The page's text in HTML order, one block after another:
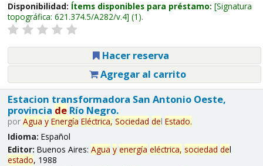
Disponibilidad: Ítems disponibles para préstamo: Signatura
topográfica: 621.374.5/A282/v.4 (1).
Hacer reserva
Agregar al carrito
Estacion transformadora San Antonio Oeste,
provincia deRío Negro.
por Agua y Energía Eléctrica, Sociedad del Estado.
Idioma: Español
Editor: Buenos Aires: Agua y energía eléctrica, sociedad del
estado, 1988